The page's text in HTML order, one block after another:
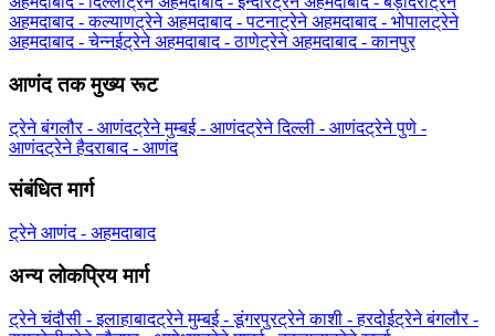
अहमदाबाद - कल्याणट्रेने अहमदाबाद - पटनाट्रेने अहमदाबाद - भोपालट्रेने
अहमदाबाद - चेन्नईट्रेने अहमदाबाद - ठाणेट्रेने अहमदाबाद - कानपुर
आणंद तक मुख्य रूट
ट्रेने बंगलौर - आणंदट्रेने मुम्बई - आणंदट्रेने दिल्ली - आणंदट्रेने पुणे -
आणंदट्रेने हैदराबाद - आणंद
संबंधित मार्ग
ट्रेने आणंद - अहमदाबाद
अन्य लोकप्रिय मार्ग
ट्रेने चंदौसी - इलाहाबादट्रेने मुम्बई - डूंगरपुरट्रेने काशी - हरदोईट्रेने बंगलौर -